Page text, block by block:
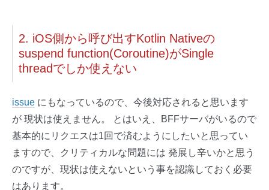
2. iOS側から呼び出すKotlin Nativeの
suspend function(Coroutine)がSingle
threadでしか使えない
issue にもなっているので、今後対応されると思います
が 現状は使えません。 とはいえ、BFFサーバがいるので
基本的にリクエスは1回で済むようにしたいと思ってい
ますので、クリティカルな問題には 発展し辛いかと思う
のですが、現状は使えないという事を認識しておく必要
はあります。